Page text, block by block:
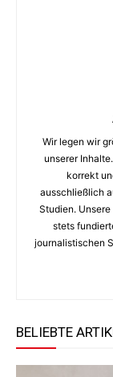
Wir legen wir
unserer
korrekt
ausschließlich
Studien. Unsere
stets
journalistischen
BELIEBTE